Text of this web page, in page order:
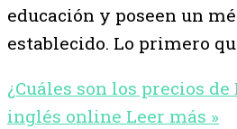
educación y poseen un
establecido. Lo primero
¿Cuáles son los precios
inglés online Leer más »